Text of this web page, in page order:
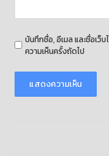
บันทึกชื่อ, อีเมล และชื่อเว็
ความเห็นครั้งถัดไป